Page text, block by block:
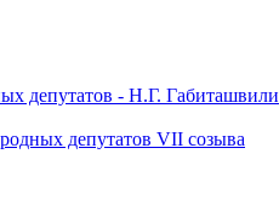
депутатов - Н.Г. Габиташвили
депутатов VII созыва